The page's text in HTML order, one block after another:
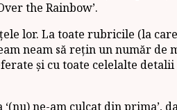
the Rainbow’.
lor. La toate rubricile (la
neam să rețin un număr de
și cu toate celelalte
ne-am culcat din prima’,